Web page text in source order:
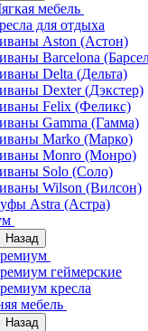
мебель
для отдыха
Aston (Астон)
Barcelona
Delta (Дельта)
Dexter (Дэкстер)
Felix (Феликс)
Gamma (Гамма)
Marko (Марко)
Monro (Монро)
Solo (Соло)
Wilson (Вилсон)
Astra (Астра)
Назад
геймерские
кресла
мебель
Назад